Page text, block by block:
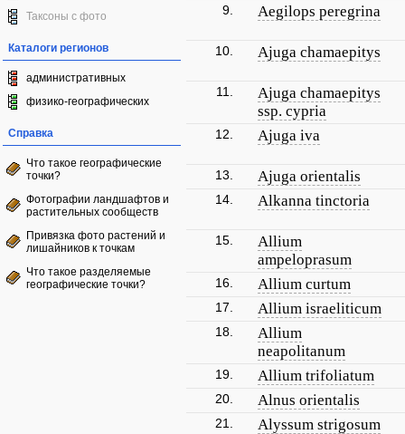
Таксоны с фото
Каталоги регионов
административных
физико-географических
Справка
Что такое географические
точки?
Фотографии ландшафтов и
растительных сообществ
Привязка фото растений и
лишайников к точкам
Что такое разделяемые
географические точки?
9. Aegilops peregrina
10. Ajuga chamaepitys
11.
Ajuga chamaepitys
ssp. cypria
12. Ajuga iva
13. Ajuga orientalis
14. Alkanna tinctoria
15.
Allium
ampeloprasum
16. Allium curtum
17. Allium israeliticum
18.
Allium
neapolitanum
19. Allium trifoliatum
20. Alnus orientalis
21. Alyssum strigosum